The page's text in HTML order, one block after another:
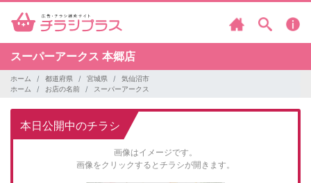
スーパーアークス 本郷店
ホーム 都道府県 宮城県
気仙沼市
ホーム
お店の名前 スーパーアークス
本日公開中のチラシ
画像はイメージです。
画像をクリックするとチラシが開きます。